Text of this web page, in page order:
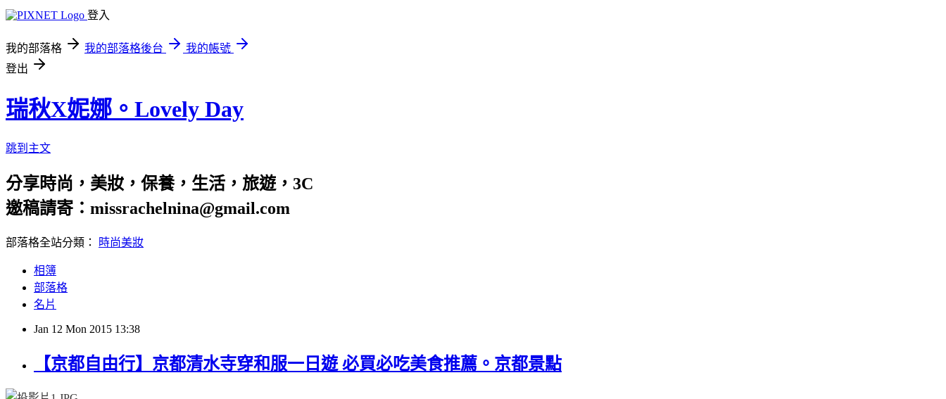
登入
我的部落格 我的部落格後台
我的帳號
登出
瑞秋X妮娜。Lovely Day
跳到主文
分享時尚，美妝，保養，生活，旅遊，3C
邀稿請寄：missrachelnina@gmail.com
部落格全站分類： 時尚美妝
相簿
部落格
名片
Jan 12 Mon 2015 13:38
【京都自由行】京都清水寺穿和服一日遊 必買必吃美食推薦。京都景點